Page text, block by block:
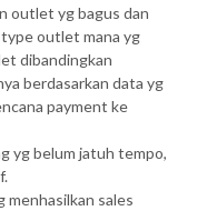
outlet yg bagus dan
outlet mana yg
dibandingkan
berdasarkan data yg
payment ke
yg belum jatuh tempo,
sales